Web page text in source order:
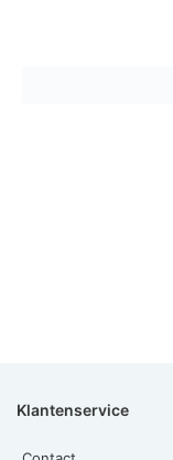
Klantenservice